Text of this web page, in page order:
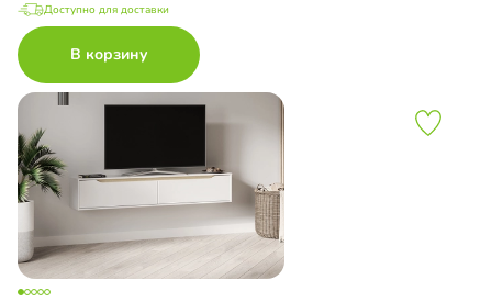
Доступно для доставки
В корзину